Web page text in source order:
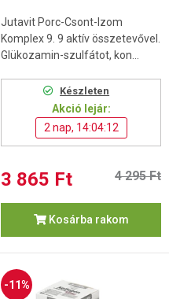
Jutavit Porc-Csont-Izom
Komplex 9. 9 aktív összetevővel.
Glükozamin-szulfátot, kon...
Készleten
Akció lejár:
2 nap, 14:04:11
3 865 Ft 4 295 Ft
Kosárba rakom
-11%